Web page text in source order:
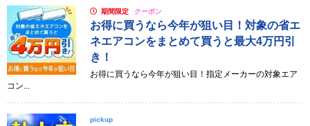
期間限定 クーポン
お得に買うなら今年が狙い目！対象の省エ
ネエアコンをまとめて買うと最大4万円引
き！
お得に買うなら今年が狙い目！指定メーカーの対象エア
コン...
pickup